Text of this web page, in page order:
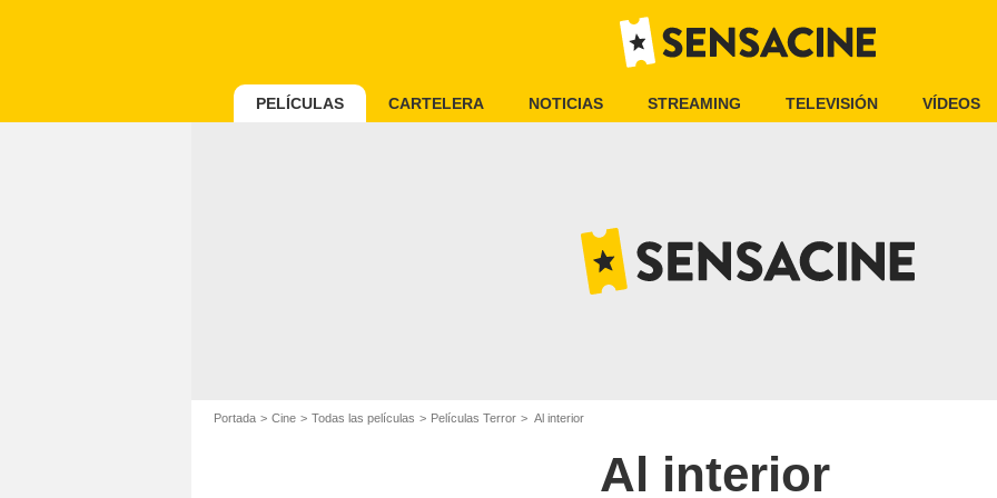
PELÍCULAS CARTELERA NOTICIAS STREAMING TELEVISIÓN VÍDEOS
Portada Cine Todas las películas Películas Terror Al interior
Al interior